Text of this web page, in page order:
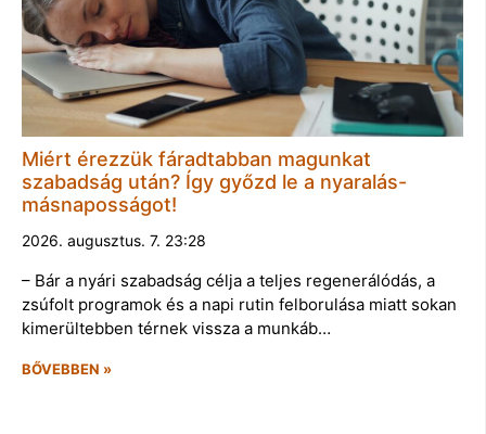
Miért érezzük fáradtabban magunkat
szabadság után? Így győzd le a nyaralás-
másnaposságot!
2026. augusztus. 7. 23:28
– Bár a nyári szabadság célja a teljes regenerálódás, a
zsúfolt programok és a napi rutin felborulása miatt sokan
kimerültebben térnek vissza a munkáb…
BŐVEBBEN »